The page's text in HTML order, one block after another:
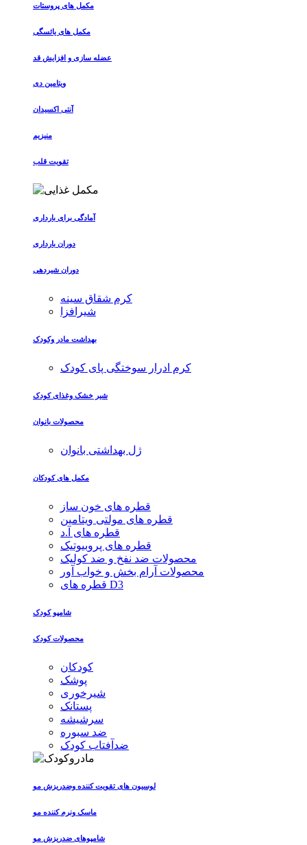
مکمل های پروستات
مکمل های یائسگی
عضله سازی و افزایش قد
ویتامین دی
آنتی اکسیدان
منیزیم
تقویت قلب
آمادگی برای بارداری
دوران بارداری
دوران شیردهی
کرم شقاق سینه
شیرافزا
بهداشت مادر وکودک
کرم ادرار سوختگی پای کودک
شیر خشک وغذای کودک
محصولات بانوان
ژل بهداشتی بانوان
مکمل های کودکان
قطره های خون ساز
قطره های مولتی ویتامین
قطره های آ.د
قطره های پروبیوتیک
محصولات ضد نفخ و ضد کولیک
محصولات آرام بخش و خواب آور
قطره های D3
شامپو کودک
محصولات کودک
کودکان
پوشک
شیرخوری
پستانک
سرشیشه
ضد سبوره
ضدآفتاب کودک
لوسیون های تقویت کننده وضدریزش مو
ماسک ونرم کننده مو
شامپوهای ضدریزش مو